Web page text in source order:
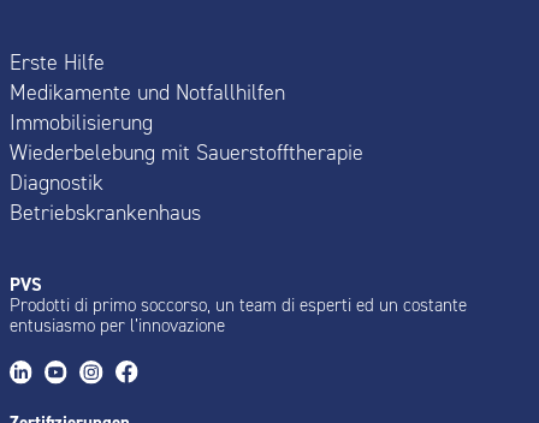
Erste Hilfe
Medikamente und Notfallhilfen
Immobilisierung
Wiederbelebung mit Sauerstofftherapie
Diagnostik
Betriebskrankenhaus
PVS
Prodotti di primo soccorso, un team di esperti ed un costante
entusiasmo per l’innovazione